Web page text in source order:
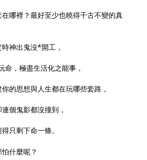
哪裡？最好至少也曉得千古不變的真
時神出鬼沒*開工，
，極盡生活化之能事，
的思想與人生都在玩哪些套路，
個鬼影都沒撞到，
只剩下命一條。
什麼呢？